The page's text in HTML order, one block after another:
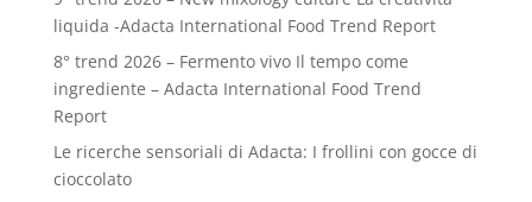
liquida -Adacta International Food Trend Report
8° trend 2026 – Fermento vivo Il tempo come
ingrediente – Adacta International Food Trend
Report
Le ricerche sensoriali di Adacta: I frollini con gocce di
cioccolato